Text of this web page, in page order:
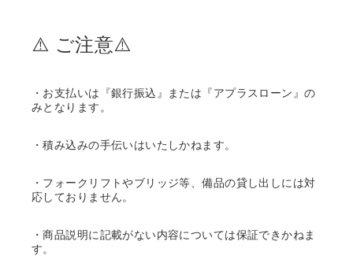
⚠️ ご注意⚠️
・お支払いは『銀行振込』または『アプラスローン』の
みとなります。
・積み込みの手伝いはいたしかねます。
・フォークリフトやブリッジ等、備品の貸し出しには対
応しておりません。
・商品説明に記載がない内容については保証できかねま
す。